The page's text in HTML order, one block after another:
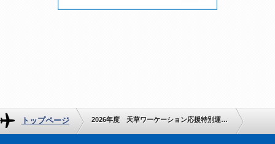
トップページ 2026年度 天草ワーケーション応援特別運賃のご案内